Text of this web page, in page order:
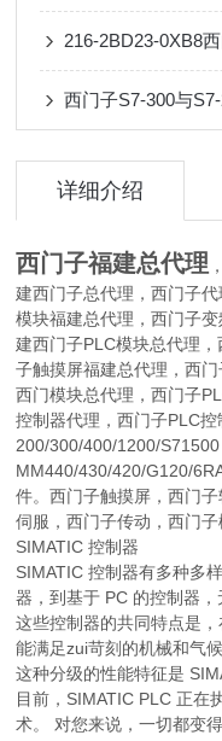
216-2BD23-0XB8
西门子S7-300与
详细介绍
西门子福建总代理
建西门子总代理，西门子
模块福建总代理，西门子
建西门子PLC模块总代理
子触摸屏福建总代理，西
西门模块总代理，西门子
控制器代理，西门子PLC
200/300/400/1200/
MM440/430/420/G120/
件。西门子触摸屏，西门
伺服，西门子传动，西门
SIMATIC 控制器
SIMATIC 控制器有多种多
器，到基于 PC 的控制器，
这些控制器的共同特点是
能满足zui苛刻的机械和气
这种分级的性能特征是
目前，SIMATIC PLC 正在
术。 对您来说，一切都变